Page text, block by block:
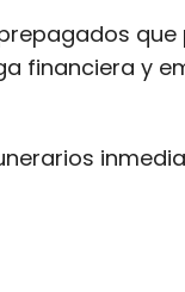
financiera y